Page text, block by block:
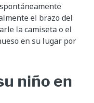
el brazo del
la camiseta o el
en su lugar por
niño en